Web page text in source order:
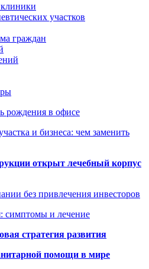
участков
граждан
рождения в офисе
и бизнеса: чем заменить
открыт лечебный корпус
без привлечения инвесторов
симптомы и лечение
стратегия развития
помощи в мире